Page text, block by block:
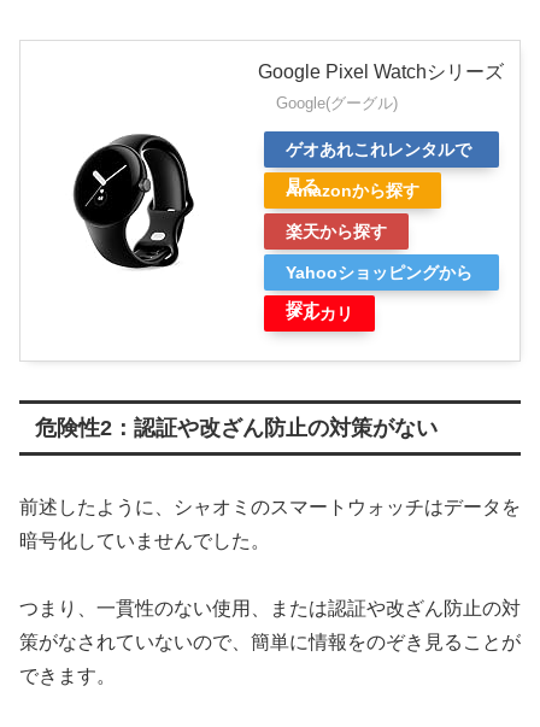
Google Pixel Watchシリーズ
Google(グーグル)
ゲオあれこれレンタルで
見る
Amazonから探す
楽天から探す
Yahooショッピングから
探す
メルカリ
危険性2：認証や改ざん防止の対策がない
前述したように、シャオミのスマートウォッチはデータを
暗号化していませんでした。
つまり、一貫性のない使用、または認証や改ざん防止の対
策がなされていないので、簡単に情報をのぞき見ることが
できます。